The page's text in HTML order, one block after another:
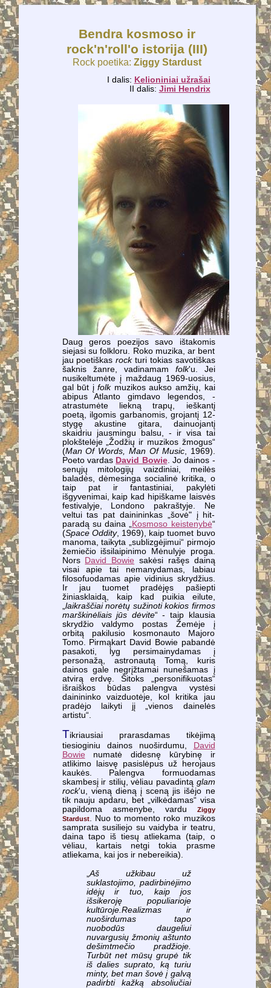
Bendra kosmoso ir
rock'n'roll'o istorija (III)
Rock poetika: Ziggy Stardust
I dalis: Kelioniniai užrašai
II dalis: Jimi Hendrix
Daug geros poezijos savo ištakomis
siejasi su folkloru. Roko muzika, ar bent
jau poetiškasrockturi tokias savotiškas
šaknis žanre, vadinamam folk'u. Jei
nusikeltumėte į maždaug 1969-uosius,
gal būt įfolkmuzikos aukso amžių, kai
abipus Atlanto gimdavo legendos, -
atrastumėte liekną trapų, ieškantį
poetą, ilgomis garbanomis, grojantį 12-
stygę akustine gitara, dainuojantį
skaidriu jausmingu balsu, - ir visa tai
plokštelėje „Žodžių ir muzikos žmogus“
(Man Of Words, Man Of Music, 1969).
Poeto vardas David Bowie. Jo dainos -
senųjų mitologijų vaizdiniai, meilės
baladės, dėmesinga socialinė kritika, o
taip pat ir fantastiniai, pakylėti
išgyvenimai, kaip kad hipiškame laisvės
festivalyje, Londono pakraštyje. Ne
veltui tas pat dainininkas „šovė" į hit-
paradą su daina „ Kosmoso keistenybė“
(Space Oddity, 1969), kaip tuomet buvo
manoma, taikyta „sublizgėjimui“ pirmojo
žemiečio išsilaipinimo Mėnulyje proga.
Nors David Bowie sakėsi rašęs dainą
visai apie tai nemanydamas, labiau
filosofuodamas apie vidinius skrydžius.
Ir jau tuomet pradėjęs pašiepti
žiniasklaidą, kaip kad puikia eilute,
laikraščiai norėtų sužinoti kokios firmos
marškinėliais jūs dėvite“ - taip klausia
skrydžio valdymo postas Žemėje į
orbitą pakilusio kosmonauto Majoro
Tomo. Pirmąkart David Bowie pabandė
pasakoti, lyg persimainydamas į
personažą, astronautą Tomą, kuris
dainos gale negrįžtamai nunešamas į
atvirą erdvę. Šitoks „personifikuotas“
išraiškos būdas palengva vystėsi
dainininko vaizduotėje, kol kritika jau
pradėjo laikyti jį „vienos dainelės
artistu“.
Tikriausiai prarasdamas tikėjimą
tiesioginiu dainos nuoširdumu,
David
Bowienumatė didesnę kūrybinę ir
atlikimo laisvę pasislėpus už herojaus
kaukės. Palengva formuodamas
skambesį ir stilių, vėliau pavadintą glam
rock'u, vieną dieną į sceną jis išėjo ne
tik nauju apdaru, bet „vilkėdamas“ visa
papildoma asmenybe, vardu
Ziggy
Stardust. Nuo to momento roko muzikos
samprata susiliejo su vaidyba ir teatru,
daina tapo iš tiesų atliekama (taip, o
vėliau, kartais netgi tokia prasme
atliekama, kai jos ir nebereikia).
„Aš užkibau už
suklastojimo, padirbinėjimo
idėjų ir tuo, kaip jos
išsikeroję populiarioje
kultūroje.Realizmas ir
nuoširdumas tapo
nuobodūs daugeliui
nuvargusių žmonių aštunto
dešimtmečio pradžioje.
Turbūt net mūsų grupė tik
iš dalies suprato, ką turiu
minty, bet man šovė į galvą
padirbti kažką absoliučiai